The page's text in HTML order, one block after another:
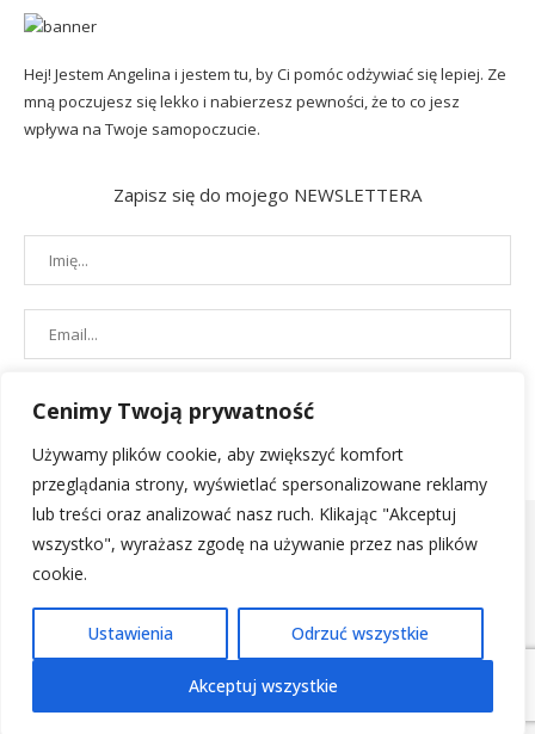
Cenimy Twoją prywatność
Używamy plików cookie, aby zwiększyć komfort
przeglądania strony, wyświetlać spersonalizowane reklamy
lub treści oraz analizować nasz ruch. Klikając "Akceptuj
wszystko", wyrażasz zgodę na używanie przez nas plików
cookie.
Ustawienia Odrzuć wszystkie
Akceptuj wszystkie
Hej! Jestem Angelina i jestem tu, by Ci pomóc odżywiać się lepiej. Ze
mną poczujesz się lekko i nabierzesz pewności, że to co jesz
wpływa na Twoje samopoczucie.
Zapisz się do mojego NEWSLETTERA
POLITYKA PRYWATNOŚCI REGULAMIN SKLEPU| 2019 - All Right
Reserved. Designed and Developed byPenciDesign